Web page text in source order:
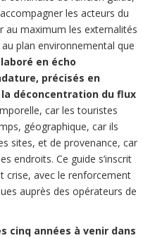
les acteurs du
maximum les externalités
plan environnemental que
en écho
précisés en
déconcentration du flux
car les touristes
géographique, car ils
sites, et de provenance, car
endroits. Ce guide s’inscrit
crise, avec le renforcement
auprès des opérateurs de
cinq années à venir dans